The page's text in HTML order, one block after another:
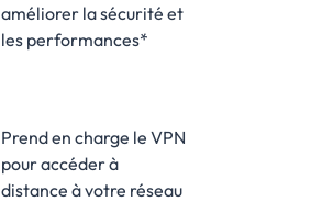
améliorer la sécurité et
les performances*
Prend en charge le VPN
pour accéder à
distance à votre réseau